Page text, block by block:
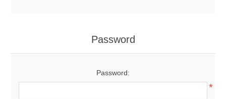
Password
Password:
*